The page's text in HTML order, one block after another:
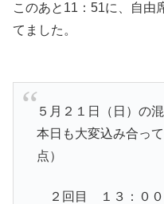
このあと11：51に、自由
てました。
５月２１日（日）
本日も大変込み合っ
点）
２回目 １３：００